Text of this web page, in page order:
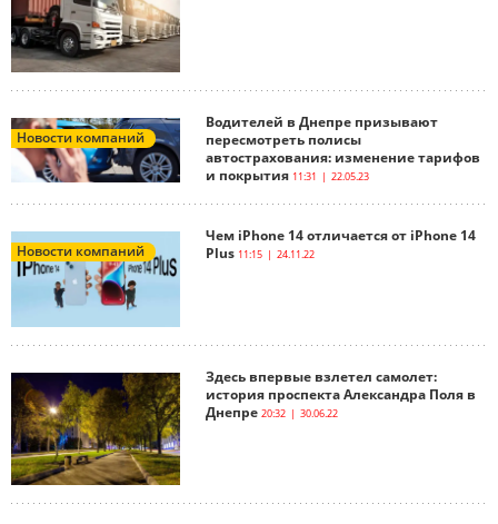
Новости компаний
Водителей в Днепре призывают
пересмотреть полисы
автострахования: изменение тарифов
и покрытия 11:31 | 22.05.23
Новости компаний
Чем iPhone 14 отличается от iPhone 14
Plus 11:15 | 24.11.22
Здесь впервые взлетел самолет:
история проспекта Александра Поля в
Днепре 20:32 | 30.06.22